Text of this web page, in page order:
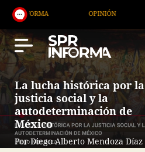
OPINIÓN ARTÍCULOS
La lucha histórica por la
justicia social y la
autodeterminación de
México
Por Diego Alberto Mendoza Díaz